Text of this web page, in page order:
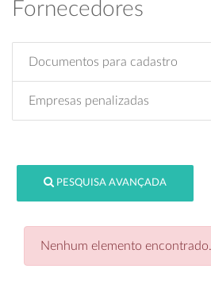
Fornecedores
Documentos para cadastro
Empresas penalizadas
PESQUISA AVANÇADA
Nenhum elemento encontrado.